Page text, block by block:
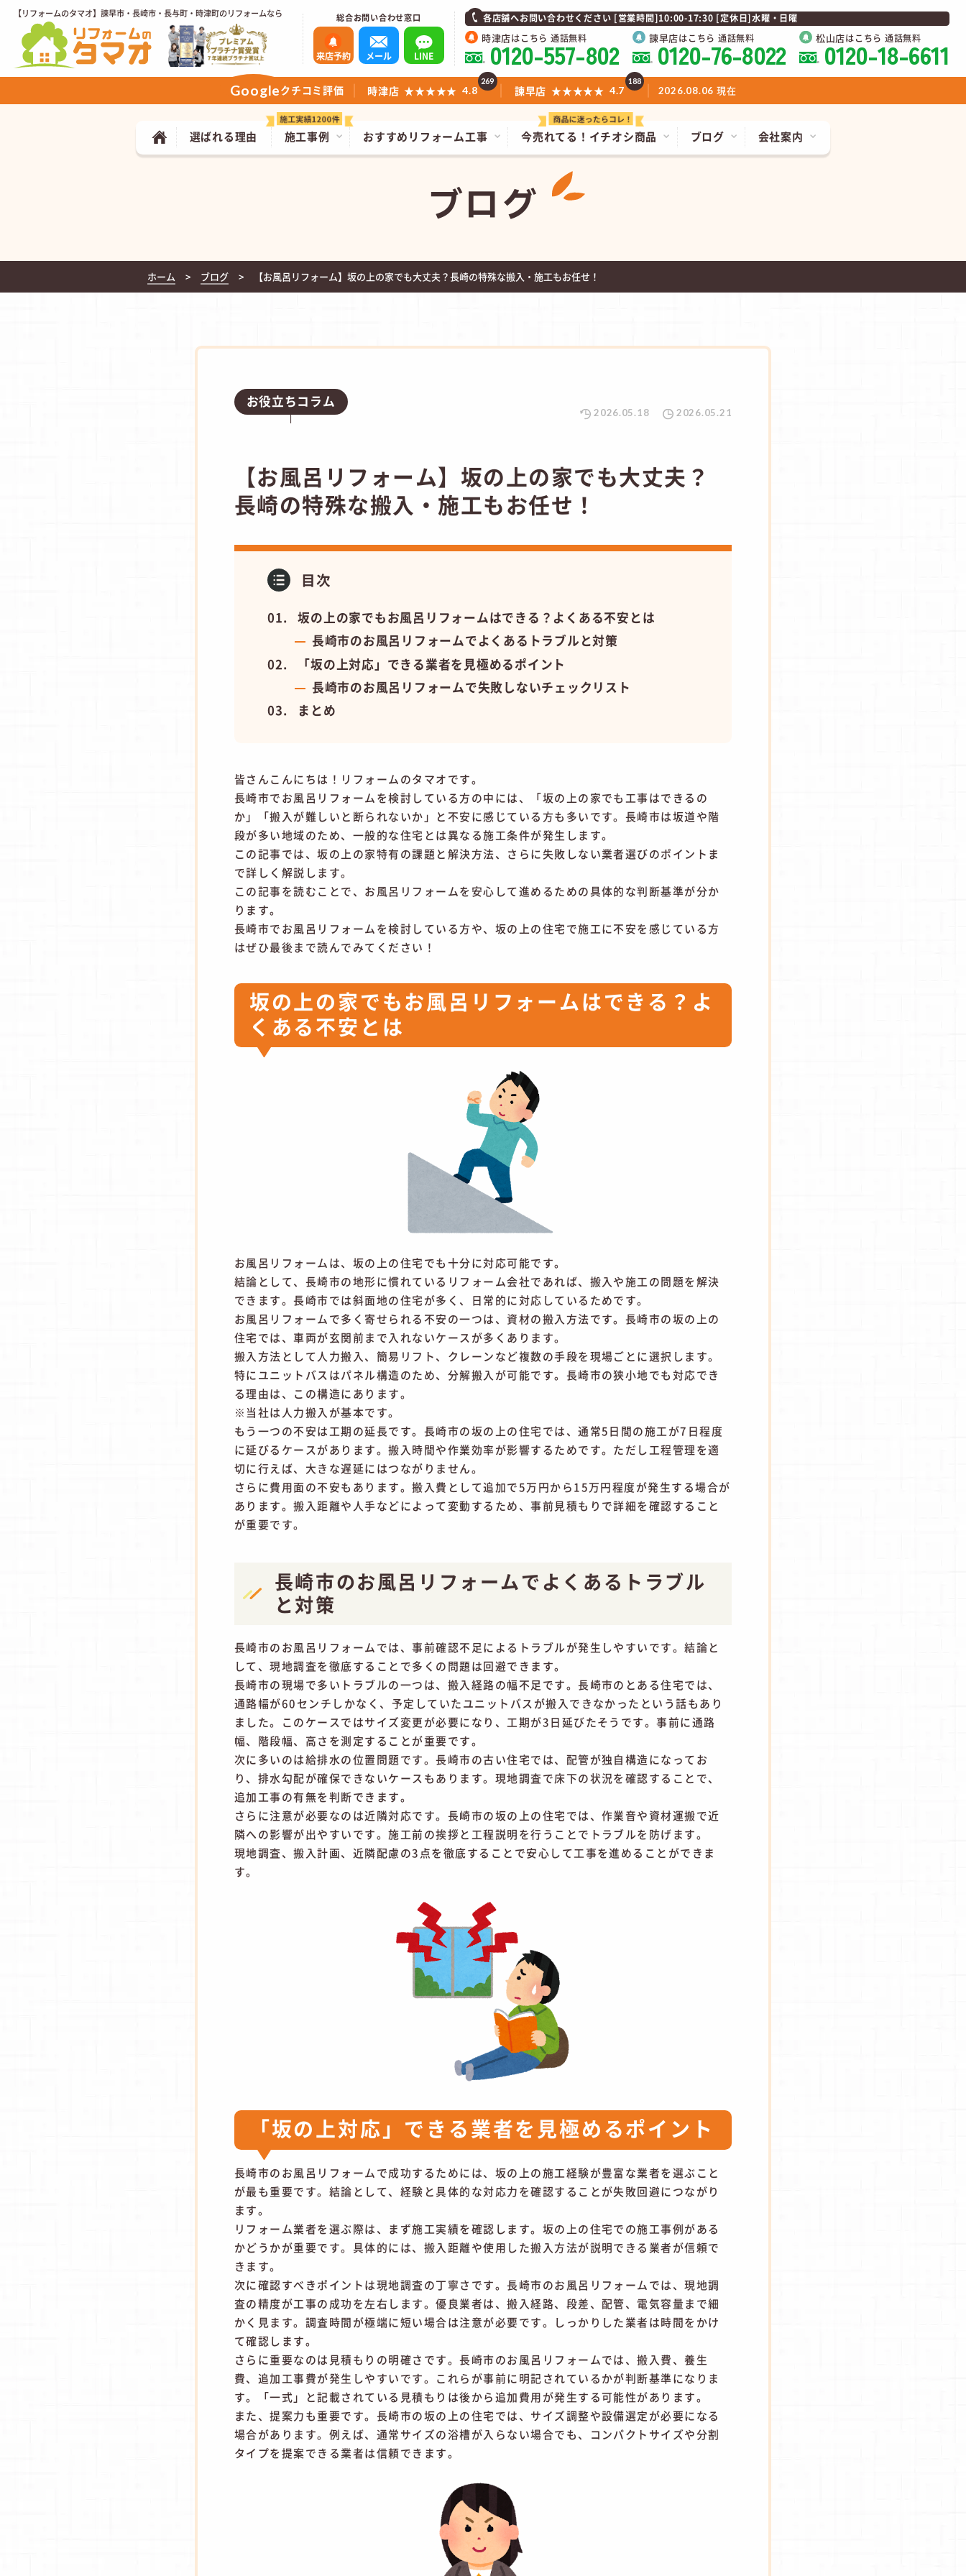
【リフォームのタマオ】諫早市・長崎市・長与町・時津町のリフォームなら 総合お問い合わせ窓口
来店予約 メール LINE
各店舗へお問い合わせください [営業時間]10:00-17:30 [定休日]水曜・日曜
時津店はこちら 通話無料
0120-557-802 諫早店はこちら 通話無料
0120-76-8022 松山店はこちら 通話無料
0120-18-6611
今売れてる！ イチオシ商品
施工事例 おすすめリフォーム工事
選ばれる理由 ブログ 会社案内
Googleクチコミ評価 時津店 ★★★★★ 4.8
269
諫早店 ★★★★★ 4.7
188
2026.08.06 現在
ブログ
ホーム ブログ 【お風呂リフォーム】坂の上の家でも大丈夫？長崎の特殊な搬入・施工もお任せ！
お役立ちコラム
2026.05.18 2026.05.21
【お風呂リフォーム】坂の上の家でも大丈夫？
長崎の特殊な搬入・施工もお任せ！
目次
坂の上の家でもお風呂リフォームはできる？よくある不安とは
長崎市のお風呂リフォームでよくあるトラブルと対策
「坂の上対応」できる業者を見極めるポイント
長崎市のお風呂リフォームで失敗しないチェックリスト
まとめ
皆さんこんにちは！リフォームのタマオです。
長崎市でお風呂リフォームを検討している方の中には、「坂の上の家でも工事はできるの
か」「搬入が難しいと断られないか」と不安に感じている方も多いです。長崎市は坂道や階
段が多い地域のため、一般的な住宅とは異なる施工条件が発生します。
この記事では、坂の上の家特有の課題と解決方法、さらに失敗しない業者選びのポイントま
で詳しく解説します。
この記事を読むことで、お風呂リフォームを安心して進めるための具体的な判断基準が分か
ります。
長崎市でお風呂リフォームを検討している方や、坂の上の住宅で施工に不安を感じている方
はぜひ最後まで読んでみてください！
坂の上の家でもお風呂リフォームはできる？よ
くある不安とは
お風呂リフォームは、坂の上の住宅でも十分に対応可能です。
結論として、長崎市の地形に慣れているリフォーム会社であれば、搬入や施工の問題を解決
できます。長崎市では斜面地の住宅が多く、日常的に対応しているためです。
お風呂リフォームで多く寄せられる不安の一つは、資材の搬入方法です。長崎市の坂の上の
住宅では、車両が玄関前まで入れないケースが多くあります。
搬入方法として人力搬入、簡易リフト、クレーンなど複数の手段を現場ごとに選択します。
特にユニットバスはパネル構造のため、分解搬入が可能です。長崎市の狭小地でも対応でき
る理由は、この構造にあります。
※当社は人力搬入が基本です。
もう一つの不安は工期の延長です。長崎市の坂の上の住宅では、通常5日間の施工が7日程度
に延びるケースがあります。搬入時間や作業効率が影響するためです。ただし工程管理を適
切に行えば、大きな遅延にはつながりません。
さらに費用面の不安もあります。搬入費として追加で5万円から15万円程度が発生する場合が
あります。搬入距離や人手などによって変動するため、事前見積もりで詳細を確認すること
が重要です。
長崎市のお風呂リフォームでよくあるトラブル
と対策
長崎市のお風呂リフォームでは、事前確認不足によるトラブルが発生しやすいです。結論と
して、現地調査を徹底することで多くの問題は回避できます。
長崎市の現場で多いトラブルの一つは、搬入経路の幅不足です。長崎市のとある住宅では、
通路幅が60センチしかなく、予定していたユニットバスが搬入できなかったという話もあり
ました。このケースではサイズ変更が必要になり、工期が3日延びたそうです。事前に通路
幅、階段幅、高さを測定することが重要です。
次に多いのは給排水の位置問題です。長崎市の古い住宅では、配管が独自構造になってお
り、排水勾配が確保できないケースもあります。現地調査で床下の状況を確認することで、
追加工事の有無を判断できます。
さらに注意が必要なのは近隣対応です。長崎市の坂の上の住宅では、作業音や資材運搬で近
隣への影響が出やすいです。施工前の挨拶と工程説明を行うことでトラブルを防げます。
現地調査、搬入計画、近隣配慮の3点を徹底することで安心して工事を進めることができま
す。
「坂の上対応」できる業者を見極めるポイント
長崎市のお風呂リフォームで成功するためには、坂の上の施工経験が豊富な業者を選ぶこと
が最も重要です。結論として、経験と具体的な対応力を確認することが失敗回避につながり
ます。
リフォーム業者を選ぶ際は、まず施工実績を確認します。坂の上の住宅での施工事例がある
かどうかが重要です。具体的には、搬入距離や使用した搬入方法が説明できる業者が信頼で
きます。
次に確認すべきポイントは現地調査の丁寧さです。長崎市のお風呂リフォームでは、現地調
査の精度が工事の成功を左右します。優良業者は、搬入経路、段差、配管、電気容量まで細
かく見ます。調査時間が極端に短い場合は注意が必要です。しっかりした業者は時間をかけ
て確認します。
さらに重要なのは見積もりの明確さです。長崎市のお風呂リフォームでは、搬入費、養生
費、追加工事費が発生しやすいです。これらが事前に明記されているかが判断基準になりま
す。「一式」と記載されている見積もりは後から追加費用が発生する可能性があります。
また、提案力も重要です。長崎市の坂の上の住宅では、サイズ調整や設備選定が必要になる
場合があります。例えば、通常サイズの浴槽が入らない場合でも、コンパクトサイズや分割
タイプを提案できる業者は信頼できます。